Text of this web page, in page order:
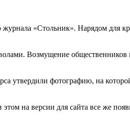
«Стольник». Нарядом для
Возмущение общественников
утвердили фотографию, на
на версии для сайта все же